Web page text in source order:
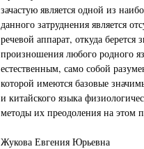
зачастую является одной из
данного затруднения является
речевой аппарат, откуда
произношения любого родного
естественным, само собой
которой имеются базовые
и китайского языка
методы их преодоления на этом
Жукова Евгения Юрьевна